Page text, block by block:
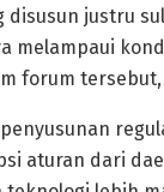
disusun justru
melampaui
forum
aturan dari